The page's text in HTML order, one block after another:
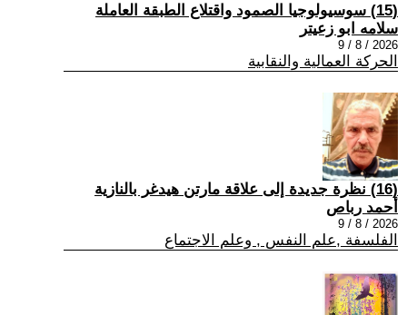
(15) سوسيولوجيا الصمود واقتلاع الطبقة العاملة
سلامه ابو زعيتر
2026 / 8 / 9
الحركة العمالية والنقابية
(16) نظرة جديدة إلى علاقة مارتن هيدغر بالنازية
أحمد رباص
2026 / 8 / 9
الفلسفة ,علم النفس , وعلم الاجتماع